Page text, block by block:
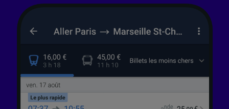
finalités suivantes :
précises. Analyser activement les
l’identification. Stocker et/ou accéder à des
informations sur un appareil. Publicités et
contenu personnalisés, mesure de
performance des publicités et du contenu,
études d’audience et développement de
services.